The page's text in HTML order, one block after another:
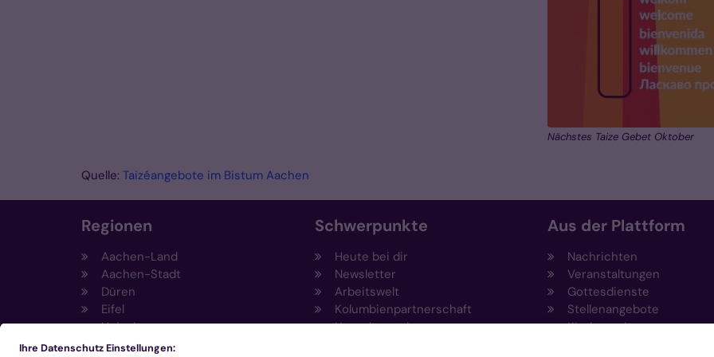
Nächstes Taize Gebet Oktober
Quelle: Taizéangebote im Bistum Aachen
Regionen
Aachen-Land
Aachen-Stadt
Düren
Eifel
Heinsberg
Kempen-Viersen
Schwerpunkte
Heute bei dir
Newsletter
Arbeitswelt
Kolumbienpartnerschaft
Umweltportal
Aus der Plattform
Nachrichten
Veranstaltungen
Gottesdienste
Stellenangebote
Kirchenzeitung